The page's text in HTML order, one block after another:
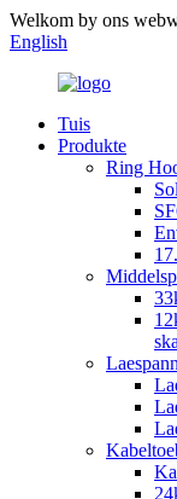
Welkom by ons
English
Tuis
Produkte
Ring